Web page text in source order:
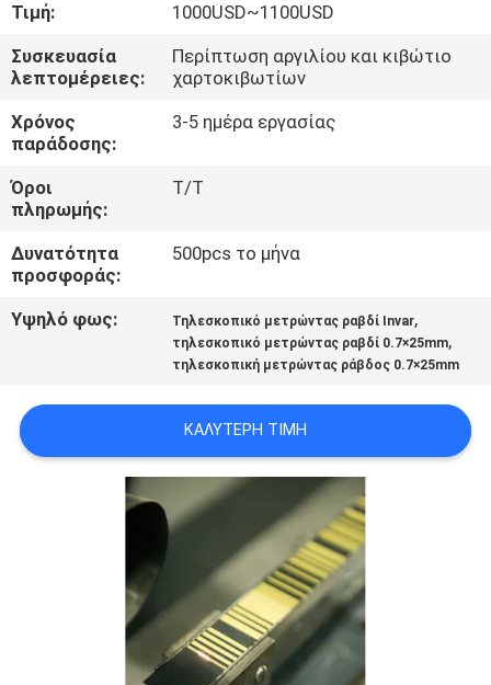
ΕΛΆΤΕ
ΣΕ
ΕΠΑΦΉ
ΜΕ
ΖΗΤΉΣΤΕ
ΈΝΑ
ΑΠΌΣΠΑΣΜΑ
PRIVACY
POLICY
Τιμή:
1000USD~1100USD
Συσκευασία
λεπτομέρειες:
Περίπτωση αργιλίου και κιβώτιο
χαρτοκιβωτίων
Χρόνος
παράδοσης:
3-5 ημέρα εργασίας
Όροι
πληρωμής:
T/T
Δυνατότητα
προσφοράς:
500pcs το μήνα
Υψηλό φως: Τηλεσκοπικό μετρώντας ραβδί Invar,
τηλεσκοπικό μετρώντας ραβδί 0.7×25mm,
τηλεσκοπική μετρώντας ράβδος 0.7×25mm
ΚΑΛΎΤΕΡΗ ΤΙΜΉ